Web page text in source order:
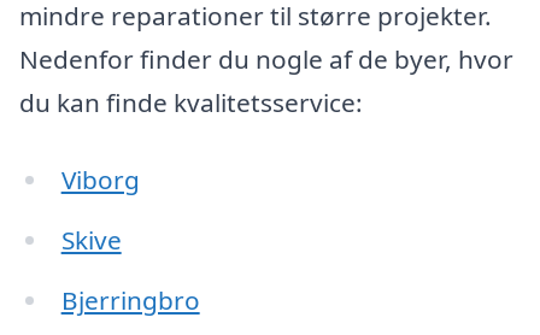
mindre reparationer til større projekter.
Nedenfor finder du nogle af de byer, hvor
du kan finde kvalitetsservice:
Viborg
Skive
Bjerringbro